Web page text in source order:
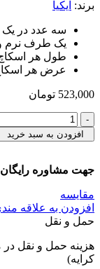
برند: ایکیا
سه عدد در یک
یک طرف نرم
طول هر اسکاچ : 11 سانتی
عرض هر اسکاچ : 7
523,000 تومان
اسكاچ
3تايی
ايكيا
SVAMPIG
افزودن به سبد خرید
جهت مشاوره رایگان
مقایسه
افزودن به علاقه
حمل و نقل
هزینه حمل و نقل
کرایه)